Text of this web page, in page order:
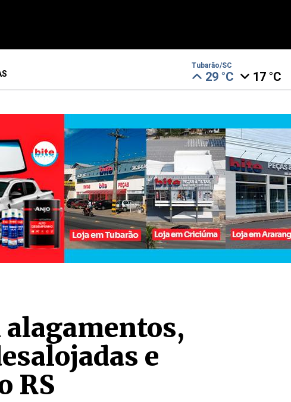
Tubarão/SC
29 °C 17 °C
e
RS